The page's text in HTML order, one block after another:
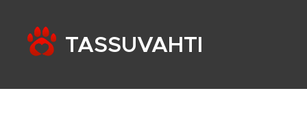
TASSUVAHTI